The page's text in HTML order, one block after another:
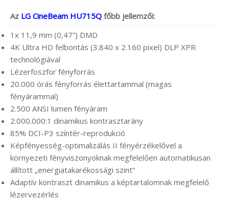
Az LG CineBeam HU715Q főbb jellemzői:
1x 11,9 mm (0,47”) DMD
4K Ultra HD felbontás (3.840 x 2.160 pixel) DLP XPR
technológiával
Lézerfoszfor fényforrás
20.000 órás fényforrás élettartammal (magas
fényárammal)
2.500 ANSI lumen fényáram
2.000.000:1 dinamikus kontrasztarány
85% DCI-P3 színtér-reprodukció
Képfényesség-optimalizálás II fényérzékelővel a
környezeti fényviszonyoknak megfelelően automatikusan
állított „energiatakarékossági szint”
Adaptív kontraszt dinamikus a képtartalomnak megfelelő
lézervezérlés